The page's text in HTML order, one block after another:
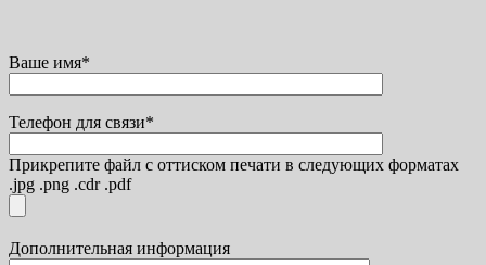
Ваше имя*
Телефон для связи*
Прикрепите файл с оттиском печати в следующих форматах
.jpg .png .cdr .pdf
Дополнительная информация